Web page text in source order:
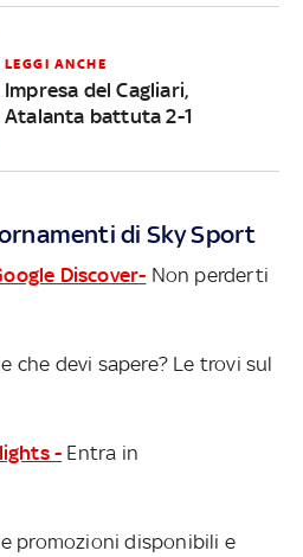
LEGGI ANCHE
Impresa del Cagliari,
Atalanta battuta 2-1
di Sky Sport
Discover- Non perderti
che devi sapere? Le trovi sul
- Entra in
promozioni disponibili e